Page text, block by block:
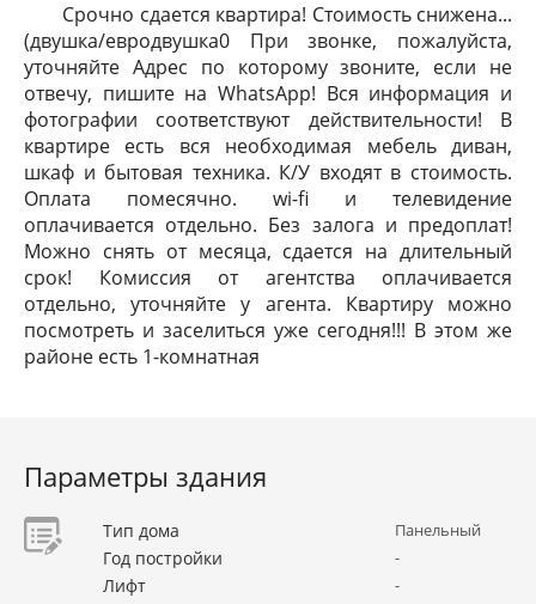
Срочно сдается квартира! Стоимость снижена...
(двушка/евродвушка0 При звонке, пожалуйста,
уточняйте Адрес по которому звоните, если не
отвечу, пишите на WhatsApp! Вся информация и
фотографии соответствуют действительности! В
квартире есть вся необходимая мебель диван,
шкаф и бытовая техника. К/У входят в стоимость.
Оплата помесячно. wi-fi и телевидение
оплачивается отдельно. Без залога и предоплат!
Можно снять от месяца, сдается на длительный
срок! Комиссия от агентства оплачивается
отдельно, уточняйте у агента. Квартиру можно
посмотреть и заселиться уже сегодня!!! В этом же
районе есть 1-комнатная
Параметры здания
Тип дома Панельный
Год постройки -
Лифт -